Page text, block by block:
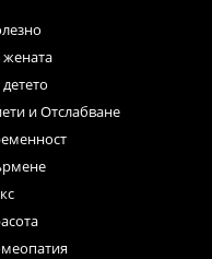
жената
и Отслабване